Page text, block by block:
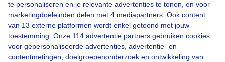
te personaliseren en je relevante advertenties te tonen, en voor
marketingdoeleinden delen met 4 mediapartners. Ook content
van 13 externe platformen wordt enkel getoond met jouw
toestemming. Onze 114 advertentie partners gebruiken cookies
voor gepersonaliseerde advertenties, advertentie- en
contentmetingen, doelgroepenonderzoek en ontwikkeling van
Over Buienradar